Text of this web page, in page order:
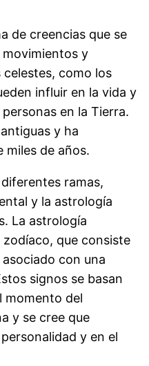
de creencias que se
movimientos y
como los
influir en la vida y
en la Tierra.
y ha
miles de años.
ramas,
y la astrología
La astrología
que consiste
con una
signos se basan
momento del
y se cree que
y en el